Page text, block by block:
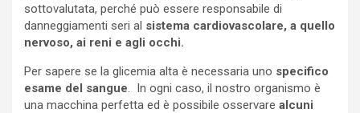
sottovalutata, perché può essere responsabile di
danneggiamenti seri al sistema cardiovascolare, a quello
nervoso, ai reni e agli occhi.
Per sapere se la glicemia alta è necessaria uno specifico
esame del sangue . In ogni caso, il nostro organismo è
una macchina perfetta ed è possibile osservare alcuni